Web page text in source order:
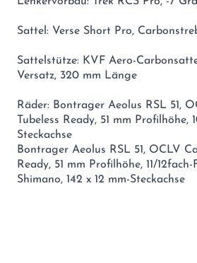
Sattel: Verse Short Pro,
Sattelstütze: KVF Aero-
Versatz, 320 mm Länge
Räder: Bontrager Aeolus RSL 51,
Tubeless Ready, 51 mm Profilhöhe,
Steckachse
Bontrager Aeolus RSL 51, OCLV
Ready, 51 mm Profilhöhe, 11/
Shimano, 142 x 12 mm-Steckachse